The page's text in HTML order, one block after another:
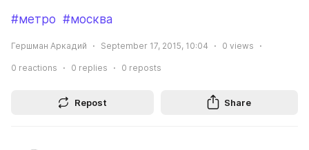
#метро #москва
Гершман Аркадий September 17, 2015, 10:04 0 views
0 reactions 0 replies 0 reposts
Repost Share